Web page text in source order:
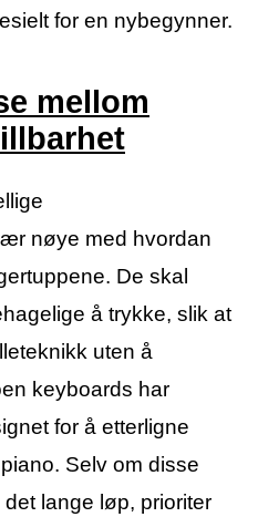
for en nybegynner.
mellom
nøye med hvordan
De skal
å trykke, slik at
uten å
keyboards har
for å etterligne
Selv om disse
lange løp, prioriter